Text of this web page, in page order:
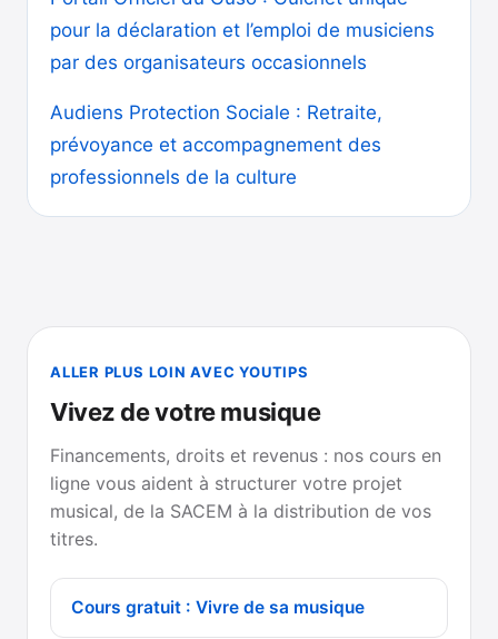
pour la déclaration et l’emploi de musiciens
par des organisateurs occasionnels
Audiens Protection Sociale : Retraite,
prévoyance et accompagnement des
professionnels de la culture
ALLER PLUS LOIN AVEC YOUTIPS
Vivez de votre musique
Financements, droits et revenus : nos cours en
ligne vous aident à structurer votre projet
musical, de la SACEM à la distribution de vos
titres.
Cours gratuit : Vivre de sa musique